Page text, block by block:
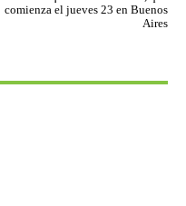
comienza el jueves 23 en Buenos
Aires